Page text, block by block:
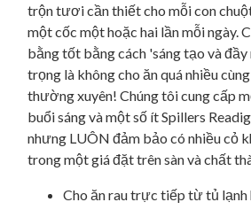
trộn tươi cần thiết cho mỗi con
một cốc một hoặc hai lần mỗi ngày.
bằng tốt bằng cách 'sáng tạo và đầy
trọng là không cho ăn quá nhiều
thường xuyên! Chúng tôi cung cấp
buổi sáng và một số ít Spillers
nhưng LUÔN đảm bảo có nhiều cỏ
trong một giá đặt trên sàn và chất
Cho ăn rau trực tiếp từ tủ lạnh